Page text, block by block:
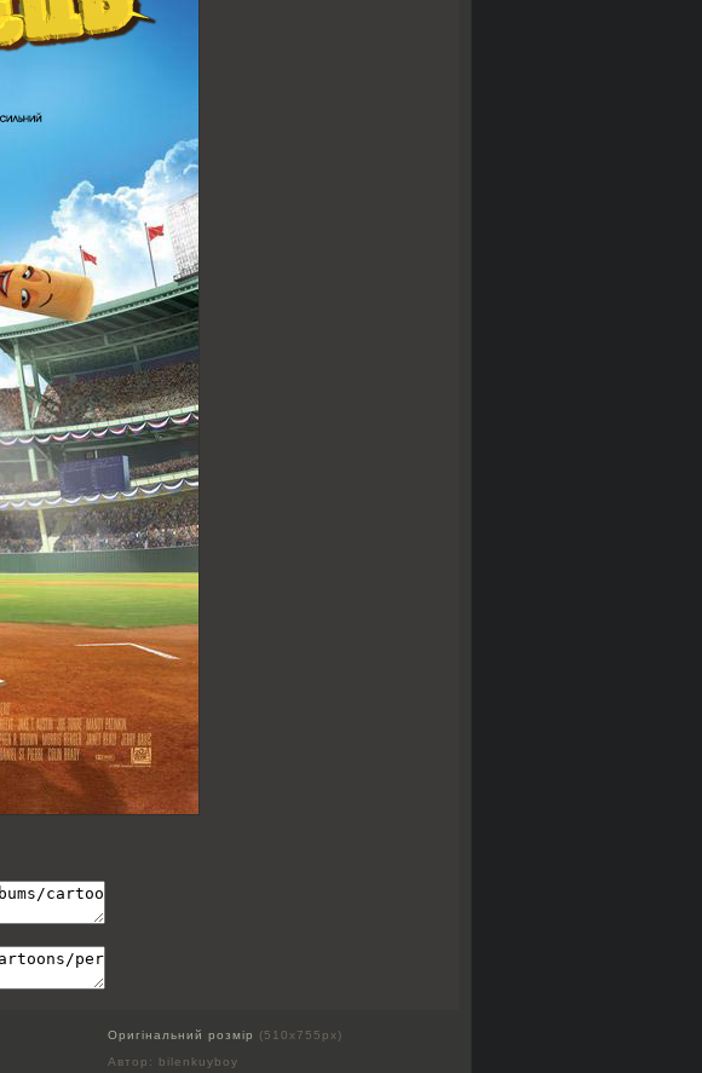
Оригінальний розмір
(510x755px)
Автор: bilenkuyboy